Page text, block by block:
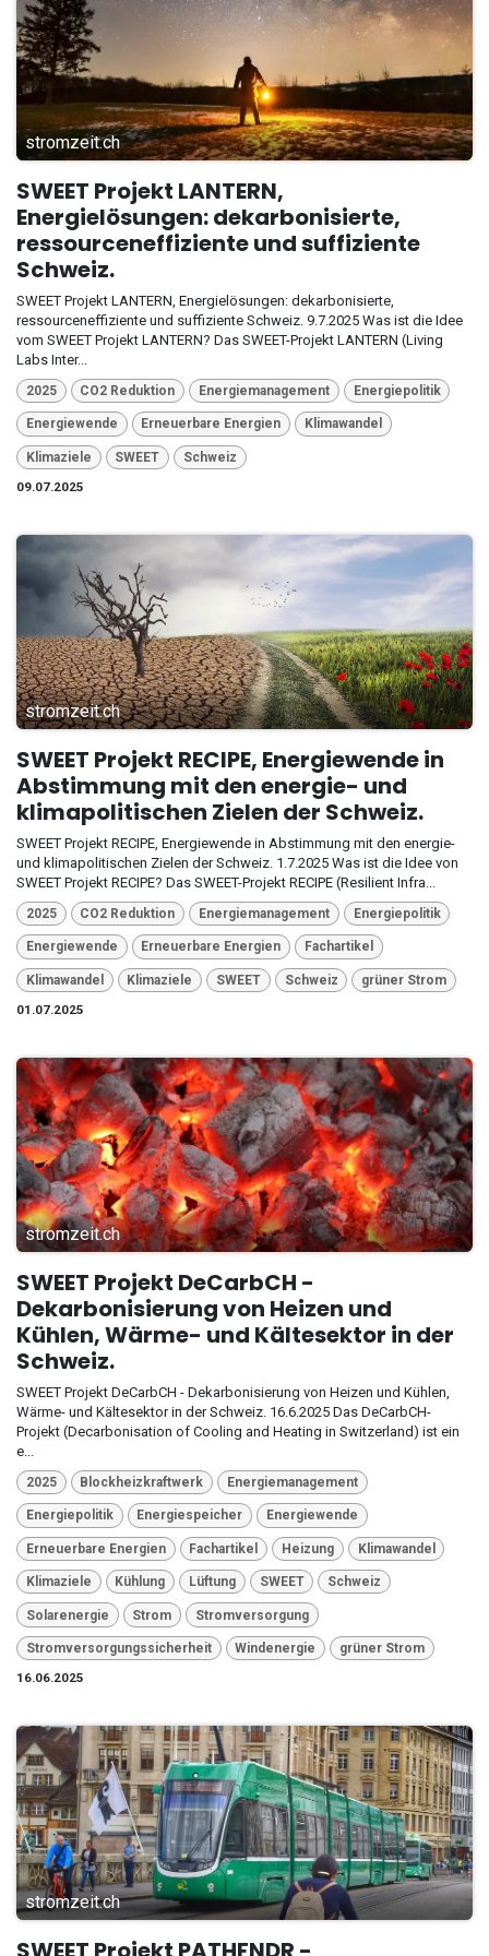
stromzeit.ch
SWEET Projekt LANTERN,
Energielösungen: dekarbonisierte,
ressourceneffiziente und suffiziente
Schweiz.
SWEET Projekt LANTERN, Energielösungen: dekarbonisierte,
ressourceneffiziente und suffiziente Schweiz. 9.7.2025 Was ist die Idee
vom SWEET Projekt LANTERN? Das SWEET-Projekt LANTERN (Living
Labs Inter...
2025 CO2 Reduktion Energiemanagement Energiepolitik
Energiewende Erneuerbare Energien Klimawandel
Klimaziele SWEET
Schweiz
09.07.2025
stromzeit.ch
SWEET Projekt RECIPE, Energiewende in
Abstimmung mit den energie- und
klimapolitischen Zielen der Schweiz.
SWEET Projekt RECIPE, Energiewende in Abstimmung mit den energie-
und klimapolitischen Zielen der Schweiz. 1.7.2025 Was ist die Idee von
SWEET Projekt RECIPE? Das SWEET-Projekt RECIPE (Resilient Infra...
2025 CO2 Reduktion Energiemanagement Energiepolitik
Energiewende Erneuerbare Energien Fachartikel
Klimawandel Klimaziele SWEET Schweiz
grüner Strom
01.07.2025
stromzeit.ch
SWEET Projekt DeCarbCH -
Dekarbonisierung von Heizen und
Kühlen, Wärme- und Kältesektor in der
Schweiz.
SWEET Projekt DeCarbCH - Dekarbonisierung von Heizen und Kühlen,
Wärme- und Kältesektor in der Schweiz. 16.6.2025 Das DeCarbCH-
Projekt (Decarbonisation of Cooling and Heating in Switzerland) ist ein
e...
2025 Blockheizkraftwerk Energiemanagement
Energiepolitik Energiespeicher Energiewende
Erneuerbare Energien Fachartikel Heizung Klimawandel
Klimaziele Kühlung Lüftung SWEET Schweiz
Solarenergie Strom Stromversorgung
Stromversorgungssicherheit Windenergie
grüner Strom
16.06.2025
stromzeit.ch